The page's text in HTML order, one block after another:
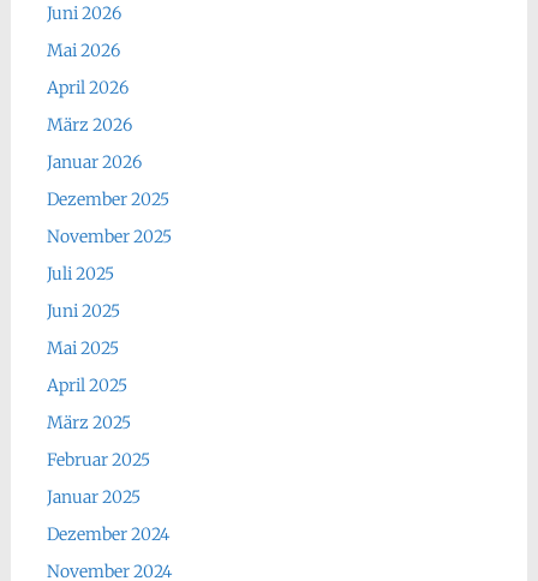
Juni 2026
Mai 2026
April 2026
März 2026
Januar 2026
Dezember 2025
November 2025
Juli 2025
Juni 2025
Mai 2025
April 2025
März 2025
Februar 2025
Januar 2025
Dezember 2024
November 2024